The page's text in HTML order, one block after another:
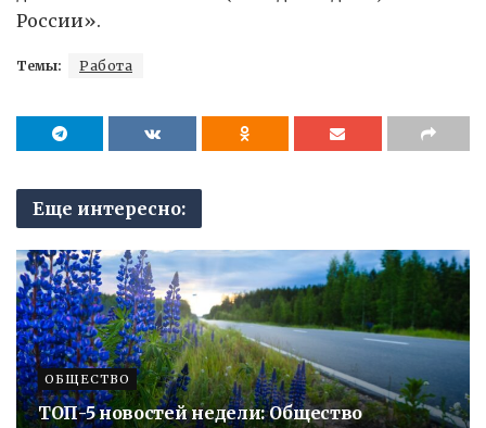
России».
Темы: Работа
Еще интересно:
ОБЩЕСТВО
ТОП-5 новостей недели: Общество